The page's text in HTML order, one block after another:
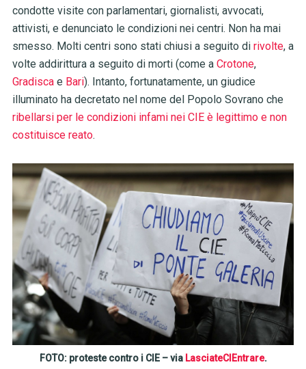
condotte visite con parlamentari, giornalisti, avvocati,
attivisti, e denunciato le condizioni nei centri. Non ha mai
smesso. Molti centri sono stati chiusi a seguito di rivolte, a
volte addirittura a seguito di morti (come a Crotone,
Gradiscae Bari). Intanto, fortunatamente, un giudice
illuminato ha decretato nel nome del Popolo Sovrano che
ribellarsi per le condizioni infami nei CIE è legittimo e non
costituisce reato.
FOTO: proteste contro i CIE – via LasciateCIEntrare.